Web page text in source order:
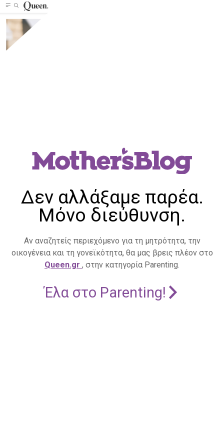
Δεν αλλάξαμε παρέα.
Μόνο διεύθυνση.
Αν αναζητείς περιεχόμενο για τη μητρότητα, την
οικογένεια και τη γονεϊκότητα, θα μας βρεις πλέον στο
Queen.gr , στην κατηγορία Parenting.
Έλα στο Parenting!